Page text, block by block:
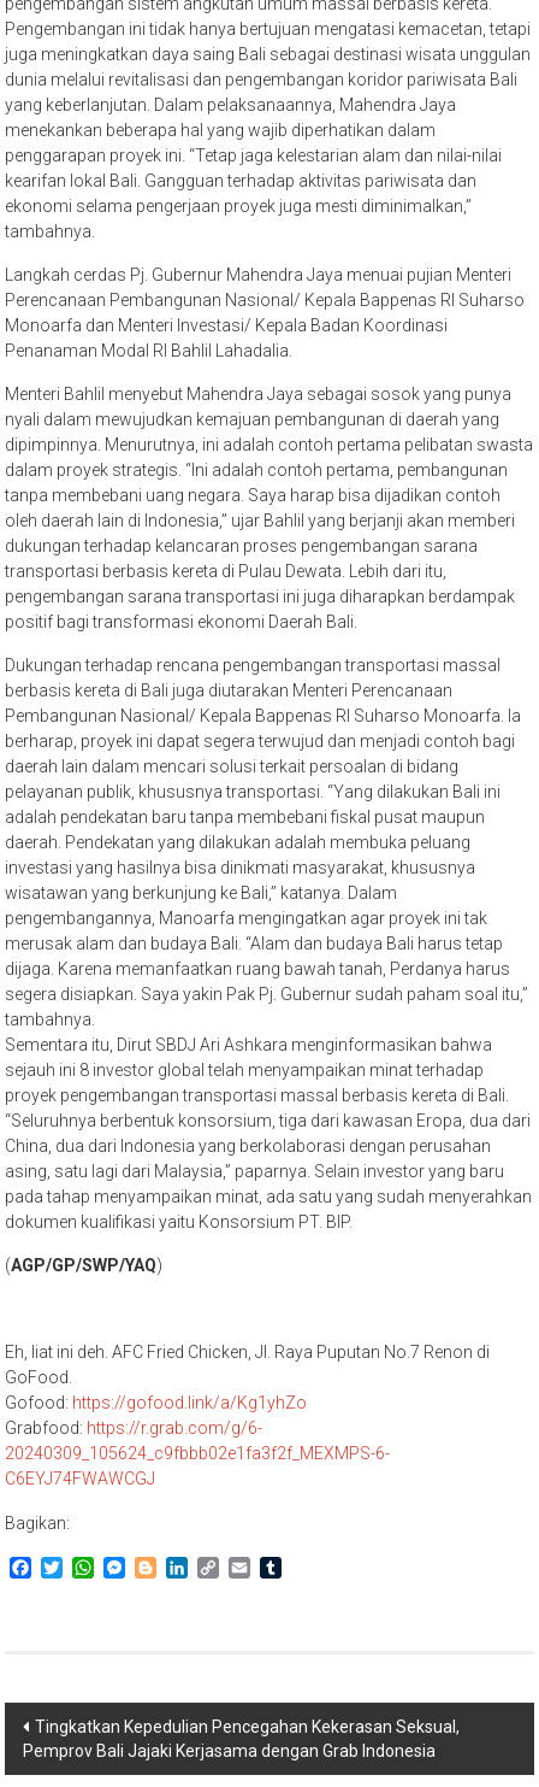
pengembangan sistem angkutan umum massal berbasis kereta.
Pengembangan ini tidak hanya bertujuan mengatasi kemacetan, tetapi
juga meningkatkan daya saing Bali sebagai destinasi wisata unggulan
dunia melalui revitalisasi dan pengembangan koridor pariwisata Bali
yang keberlanjutan. Dalam pelaksanaannya, Mahendra Jaya
menekankan beberapa hal yang wajib diperhatikan dalam
penggarapan proyek ini. “Tetap jaga kelestarian alam dan nilai-nilai
kearifan lokal Bali. Gangguan terhadap aktivitas pariwisata dan
ekonomi selama pengerjaan proyek juga mesti diminimalkan,”
tambahnya.
Langkah cerdas Pj. Gubernur Mahendra Jaya menuai pujian Menteri
Perencanaan Pembangunan Nasional/ Kepala Bappenas RI Suharso
Monoarfa dan Menteri Investasi/ Kepala Badan Koordinasi
Penanaman Modal RI Bahlil Lahadalia.
Menteri Bahlil menyebut Mahendra Jaya sebagai sosok yang punya
nyali dalam mewujudkan kemajuan pembangunan di daerah yang
dipimpinnya. Menurutnya, ini adalah contoh pertama pelibatan swasta
dalam proyek strategis. “Ini adalah contoh pertama, pembangunan
tanpa membebani uang negara. Saya harap bisa dijadikan contoh
oleh daerah lain di Indonesia,” ujar Bahlil yang berjanji akan memberi
dukungan terhadap kelancaran proses pengembangan sarana
transportasi berbasis kereta di Pulau Dewata. Lebih dari itu,
pengembangan sarana transportasi ini juga diharapkan berdampak
positif bagi transformasi ekonomi Daerah Bali.
Dukungan terhadap rencana pengembangan transportasi massal
berbasis kereta di Bali juga diutarakan Menteri Perencanaan
Pembangunan Nasional/ Kepala Bappenas RI Suharso Monoarfa. Ia
berharap, proyek ini dapat segera terwujud dan menjadi contoh bagi
daerah lain dalam mencari solusi terkait persoalan di bidang
pelayanan publik, khususnya transportasi. “Yang dilakukan Bali ini
adalah pendekatan baru tanpa membebani fiskal pusat maupun
daerah. Pendekatan yang dilakukan adalah membuka peluang
investasi yang hasilnya bisa dinikmati masyarakat, khususnya
wisatawan yang berkunjung ke Bali,” katanya. Dalam
pengembangannya, Manoarfa mengingatkan agar proyek ini tak
merusak alam dan budaya Bali. “Alam dan budaya Bali harus tetap
dijaga. Karena memanfaatkan ruang bawah tanah, Perdanya harus
segera disiapkan. Saya yakin Pak Pj. Gubernur sudah paham soal itu,”
tambahnya.
Sementara itu, Dirut SBDJ Ari Ashkara menginformasikan bahwa
sejauh ini 8 investor global telah menyampaikan minat terhadap
proyek pengembangan transportasi massal berbasis kereta di Bali.
“Seluruhnya berbentuk konsorsium, tiga dari kawasan Eropa, dua dari
China, dua dari Indonesia yang berkolaborasi dengan perusahan
asing, satu lagi dari Malaysia,” paparnya. Selain investor yang baru
pada tahap menyampaikan minat, ada satu yang sudah menyerahkan
dokumen kualifikasi yaitu Konsorsium PT. BIP.
(AGP/GP/SWP/YAQ)
Eh, liat ini deh. AFC Fried Chicken, Jl. Raya Puputan No.7 Renon di
GoFood.
Gofood: https://gofood.link/a/Kg1yhZo
Grabfood: https://r.grab.com/g/6-
20240309_105624_c9fbbb02e1fa3f2f_MEXMPS-6-
C6EYJ74FWAWCGJ
Bagikan:
Facebook
TwitterWhatsApp
Messenger
BloggerLinkedIn
CopyEmail
Navigasi
pos
Tingkatkan Kepedulian Pencegahan Kekerasan Seksual,
Pemprov Bali Jajaki Kerjasama dengan Grab Indonesia